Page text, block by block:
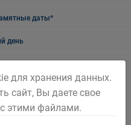
даты*
день
для хранения данных.
сайт, Вы даете свое
этими файлами.